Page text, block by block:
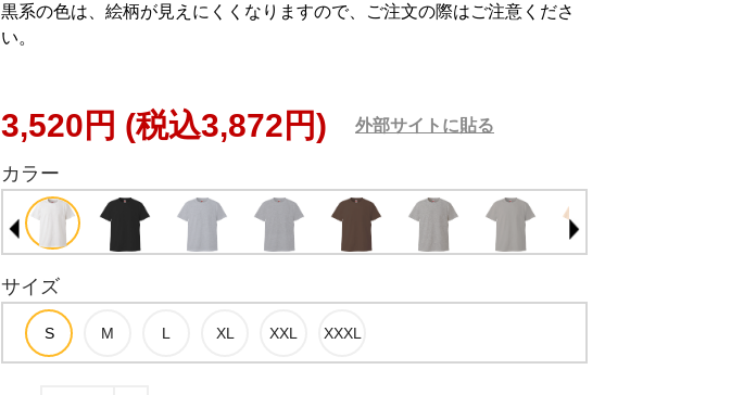
黒系の色は、絵柄が見えにくくなりますので、ご注文の際はご注意くださ
い。
3,520円 (税込3,872円) 外部サイトに貼る
カラー
サイズ